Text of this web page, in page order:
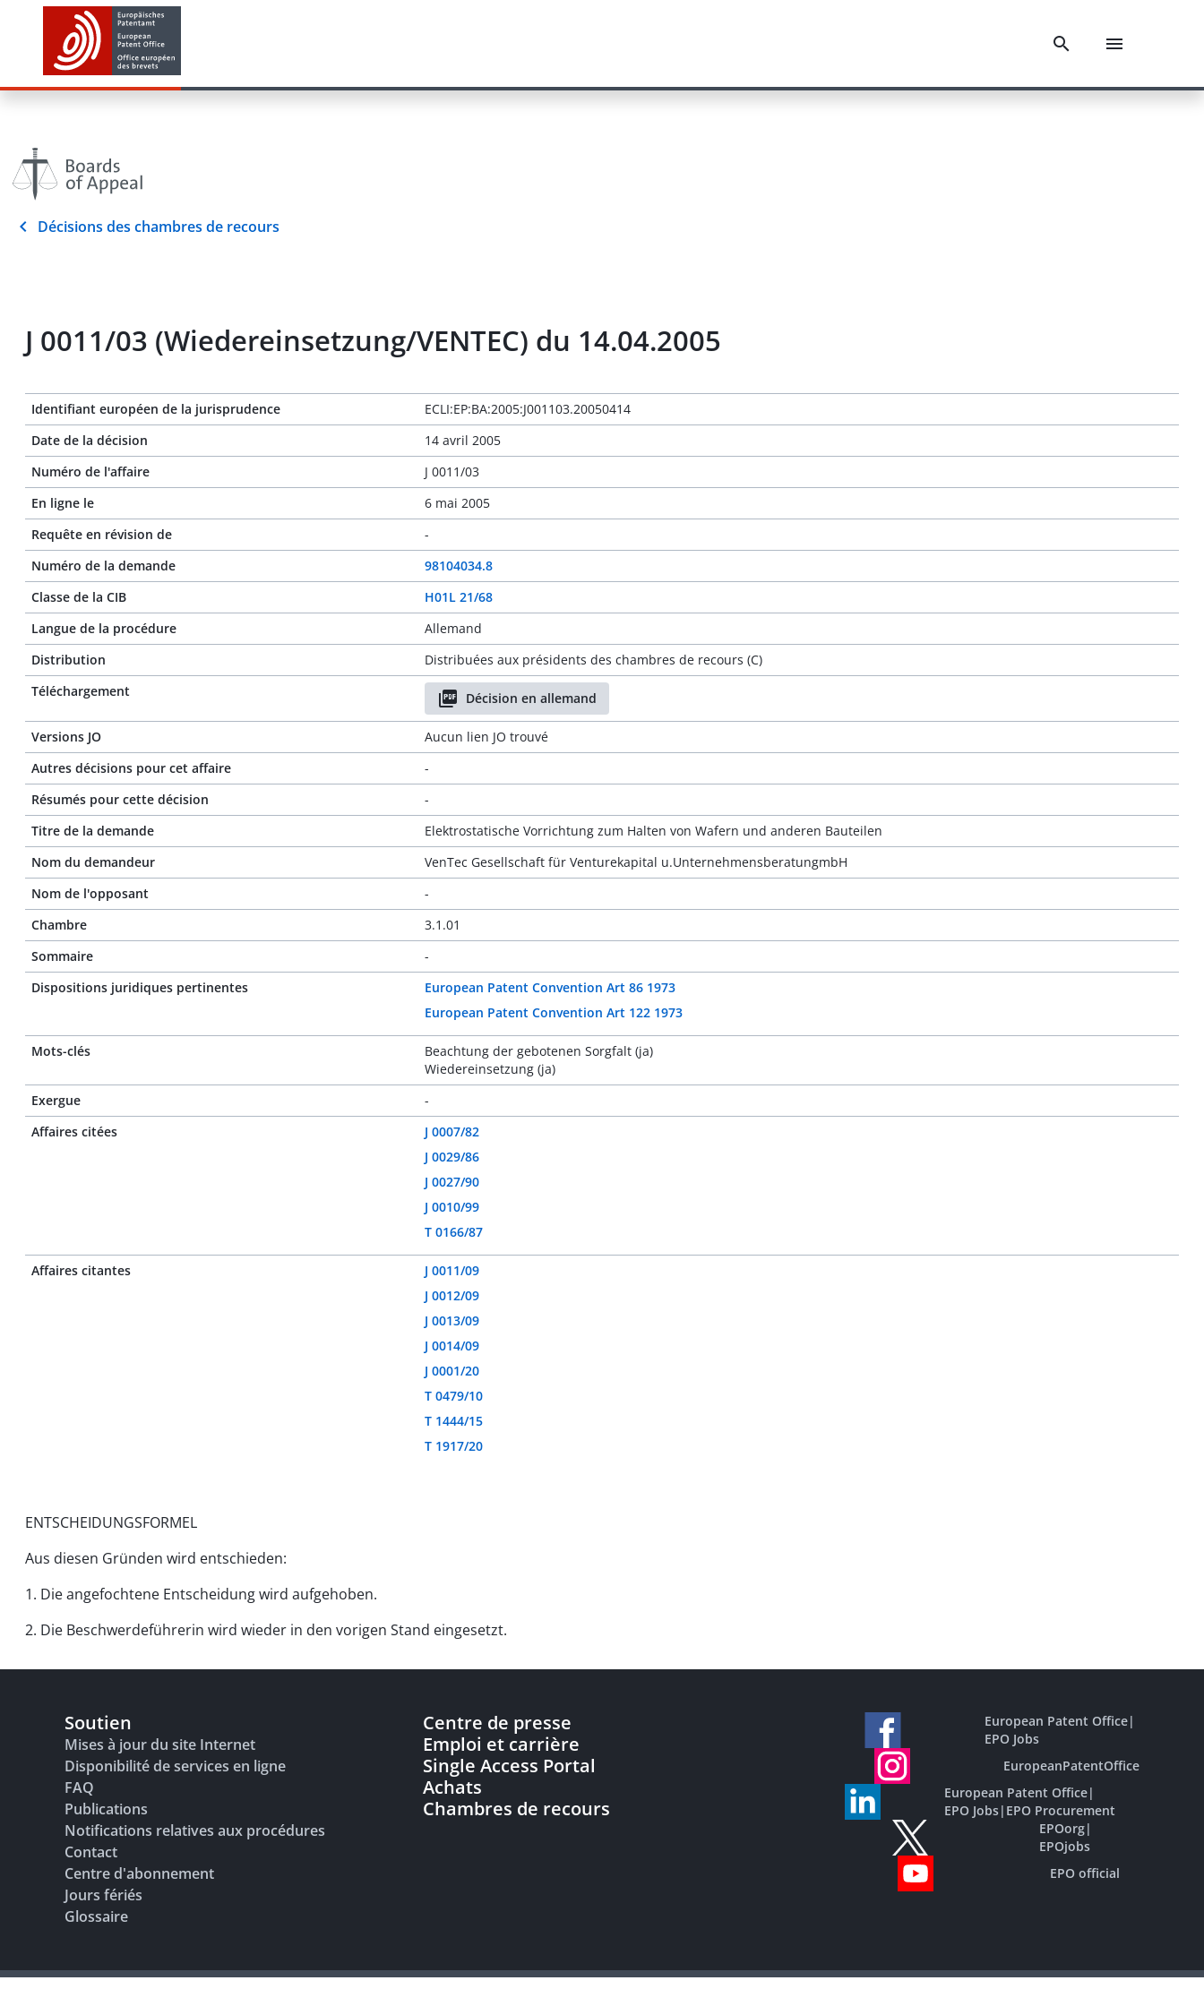
Décisions des chambres de recours
J 0011/03 (Wiedereinsetzung/VENTEC) du 14.04.2005
Identifiant européen de la jurisprudence
ECLI:EP:BA:2005:J001103.20050414
Date de la décision
14 avril 2005
Numéro de l'affaire
J 0011/03
En ligne le
6 mai 2005
Requête en révision de
-
Numéro de la demande
98104034.8
Classe de la CIB
H01L 21/68
Langue de la procédure
Allemand
Distribution
Distribuées aux présidents des chambres de recours (C)
Téléchargement
Décision en allemand
Versions JO
Aucun lien JO trouvé
Autres décisions pour cet affaire
-
Résumés pour cette décision
-
Titre de la demande
Elektrostatische Vorrichtung zum Halten von Wafern und anderen Bauteilen
Nom du demandeur
VenTec Gesellschaft für Venturekapital u.UnternehmensberatungmbH
Nom de l'opposant
-
Chambre
3.1.01
Sommaire
-
Dispositions juridiques pertinentes
European Patent Convention Art 86 1973
European Patent Convention Art 122 1973
Mots-clés
Beachtung der gebotenen Sorgfalt (ja)
Wiedereinsetzung (ja)
Exergue
-
Affaires citées
J 0007/82
J 0029/86
J 0027/90
J 0010/99
T 0166/87
Affaires citantes
J 0011/09
J 0012/09
J 0013/09
J 0014/09
J 0001/20
T 0479/10
T 1444/15
T 1917/20
ENTSCHEIDUNGSFORMEL
Aus diesen Gründen wird entschieden:
1. Die angefochtene Entscheidung wird aufgehoben.
2. Die Beschwerdeführerin wird wieder in den vorigen Stand eingesetzt.
Soutien
Mises à jour du site Internet
Disponibilité de services en ligne
FAQ
Publications
Notifications relatives aux procédures
Contact
Centre d'abonnement
Jours fériés
Glossaire
Centre de presse
Emploi et carrière
Single Access Portal
Achats
Chambres de recours
European Patent Office|
EPO Jobs
EuropeanPatentOffice
European Patent Office|
EPO Jobs| EPO Procurement
EPOorg|
EPOjobs
EPO official